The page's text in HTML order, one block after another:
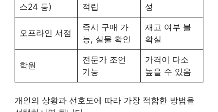
스24 등)
적립
성
오프라인 서점
즉시 구매 가
능, 실물 확인
재고 여부 불
확실
학원
전문가 조언
가능
가격이 다소
높을 수 있음
개인의 상황과 선호도에 따라 가장 적합한 방법을